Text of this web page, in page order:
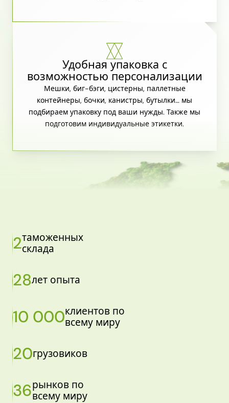
Удобная упаковка с
возможностью персонализации
Мешки, биг-бэги, цистерны, паллетные
контейнеры, бочки, канистры, бутылки… мы
подбираем упаковку под ваши нужды. Также мы
подготовим индивидуальные этикетки.
2таможенных
склада
28лет опыта
10 000клиентов по
всему миру
20грузовиков
36рынков по
всему миру